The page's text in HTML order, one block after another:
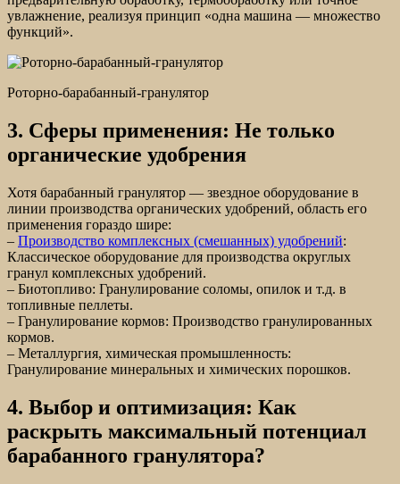
увлажнение, реализуя принцип «одна машина — множество
функций».
Роторно-барабанный-гранулятор
3. Сферы применения: Не только
органические удобрения
Хотя барабанный гранулятор — звездное оборудование в
линии производства органических удобрений, область его
применения гораздо шире:
– Производство комплексных (смешанных) удобрений:
Классическое оборудование для производства округлых
гранул комплексных удобрений.
– Биотопливо: Гранулирование соломы, опилок и т.д. в
топливные пеллеты.
– Гранулирование кормов: Производство гранулированных
кормов.
– Металлургия, химическая промышленность:
Гранулирование минеральных и химических порошков.
4. Выбор и оптимизация: Как
раскрыть максимальный потенциал
барабанного гранулятора?